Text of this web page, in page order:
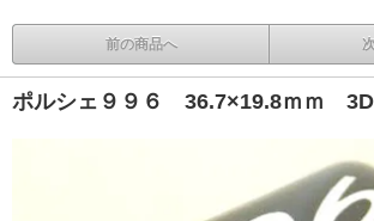
前の商品へ
ポルシェ９９６ 36.7×19.8ｍｍ 3D